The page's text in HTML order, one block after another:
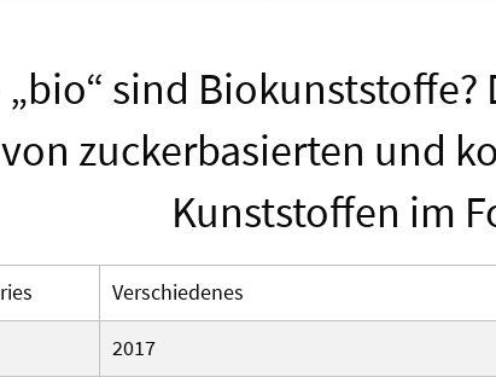
„bio“ sind
von zuckerbasierten und
Kunststoffen im
Verschiedenes
2017